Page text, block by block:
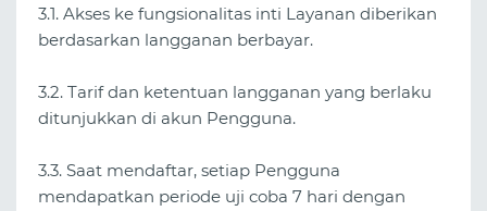
3.1. Akses ke fungsionalitas inti Layanan diberikan
berdasarkan langganan berbayar.
3.2. Tarif dan ketentuan langganan yang berlaku
ditunjukkan di akun Pengguna.
3.3. Saat mendaftar, setiap Pengguna
mendapatkan periode uji coba 7 hari dengan